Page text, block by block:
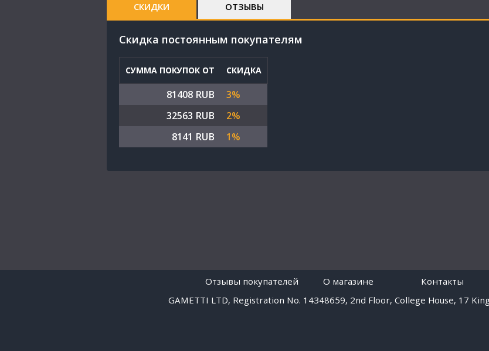
СКИДКИ ОТЗЫВЫ
Cкидка постоянным покупателям
СУММА ПОКУПОК ОТ СКИДКА
81408 RUB
3%
32563 RUB
2%
8141 RUB
1%
Отзывы покупателей O магазине Контакты
GAMETTI LTD, Registration No. 14348659, 2nd Floor, College House, 17